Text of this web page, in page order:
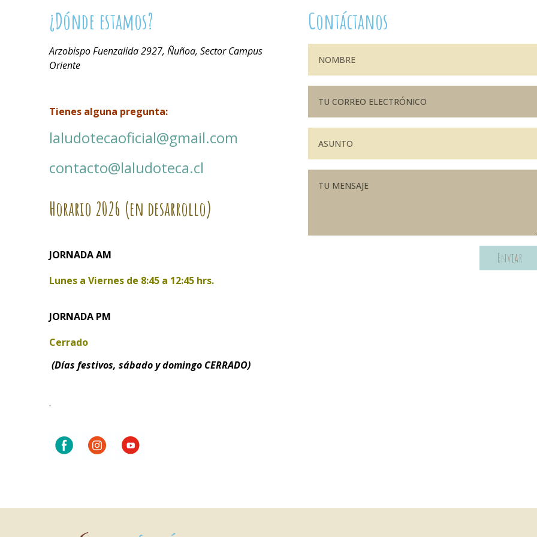
¿Dónde estamos?
Arzobispo Fuenzalida 2927, Ñuñoa, Sector Campus
Oriente
Tienes alguna pregunta:
laludotecaoficial@gmail.com
contacto@laludoteca.cl
Horario 2026 (en desarrollo)
JORNADA AM
Lunes a Viernes de 8:45 a 12:45 hrs.
JORNADA PM
Cerrado
(Días festivos, sábado y domingo CERRADO)
.
Contáctanos
Enviar